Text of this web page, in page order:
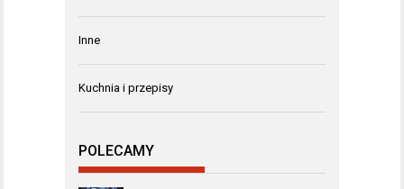
Inne
Kuchnia i przepisy
POLECAMY